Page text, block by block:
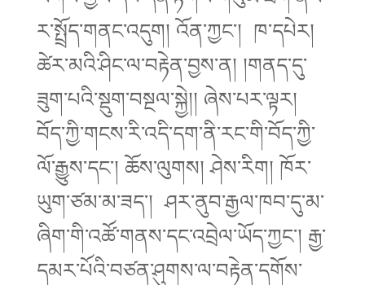
ར་སྤྲོད་གནང་འདུག། འོན་ཀྱང་། ཁ་དཔེར།
ཚེར་མའི་ཤིང་ལ་བརྟེན་བྱས་ན། །གནད་དུ་
ཟུག་པའི་སྡུག་བསྔལ་སྐྱེ།། ཞེས་པར་ལྟར།
བོད་ཀྱི་གངས་རི་འདི་དག་ནི་རང་གི་བོད་ཀྱི་
ལོ་རྒྱུས་དང་། ཆོས་ལུགས། ཤེས་རིག། ཁོར་
ཡུག་ཙམ་མ་ཟད་། ཤར་ནུབ་རྒྱལ་ཁབ་དུ་མ་
ཞིག་གི་འཚོ་གནས་དང་འབྲེལ་ཡོད་ཀྱང་། རྒྱ་
དམར་པོའི་བཙན་ཤུགས་ལ་བརྟེན་དགོས་